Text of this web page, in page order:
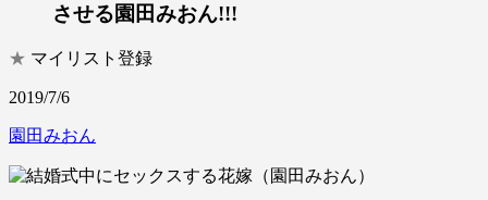
させる園田みおん!!!
★ マイリスト登録
2019/7/6
園田みおん